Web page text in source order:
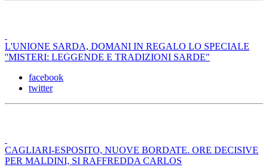
L'UNIONE SARDA, DOMANI IN REGALO LO SPECIALE
''MISTERI: LEGGENDE E TRADIZIONI SARDE"
facebook
twitter
CAGLIARI-ESPOSITO, NUOVE BORDATE. ORE DECISIVE
PER MALDINI, SI RAFFREDDA CARLOS